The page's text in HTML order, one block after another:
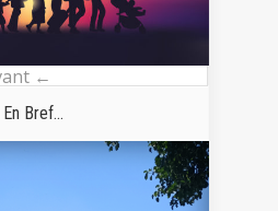
←
En Bref...